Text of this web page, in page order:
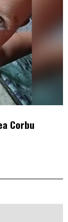
Corbu